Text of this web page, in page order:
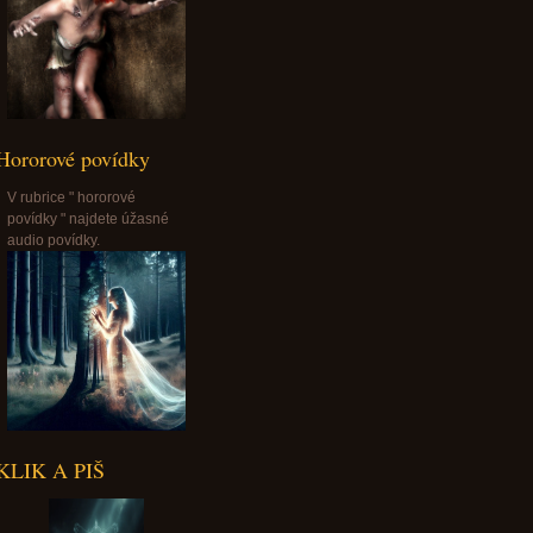
povídky
V rubrice " hororové
povídky " najdete úžasné
audio povídky.
A PIŠ